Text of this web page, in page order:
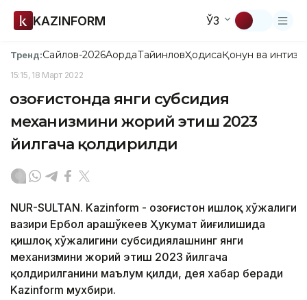
KAZINFORM ЎЗ
Тренд:Сайлов-2026АқордаТайинловҲодисаҚонун ва
15:15, 18 Март 2022
Қозоғистонда янги субсидия
механизмини жорий этиш 2023
йилгача қолдирилди
NUR-SULTAN. Kazinform - Қозоғистон Қишлоқ хўжалиги
вазири Ербол Қарашўкеев Ҳукумат йиғилишида
қишлоқ хўжалигини субсидиялашнинг янги
механизмини жорий этиш 2023 йилгача
қолдирилганини маълум қилди, дея хабар беради
Kazinform мухбири.